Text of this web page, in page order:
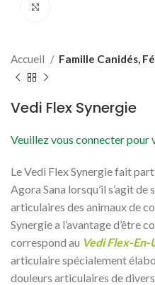
Accueil Famille Canidés,
Vedi Flex Synergie
Veuillez vous connecter pour
Le Vedi Flex Synergie fait
Agora Sana lorsqu’il s’agit de
articulaires des animaux de
Synergie a l’avantage d’être
correspond au Vedi Flex-En-
articulaire spécialement
douleurs articulaires de